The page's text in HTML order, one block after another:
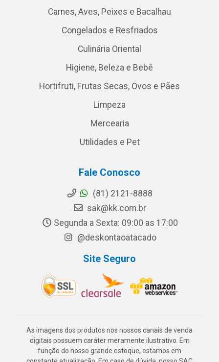
Carnes, Aves, Peixes e Bacalhau
Congelados e Resfriados
Culinária Oriental
Higiene, Beleza e Bebê
Hortifruti, Frutas Secas, Ovos e Pães
Limpeza
Mercearia
Utilidades e Pet
Fale Conosco
(81) 2121-8888
sak@kk.com.br
Segunda a Sexta: 09:00 as 17:00
@deskontaoatacado
Site Seguro
As imagens dos produtos nos nossos canais de venda
digitais possuem caráter meramente ilustrativo. Em
função do nosso grande estoque, estamos em